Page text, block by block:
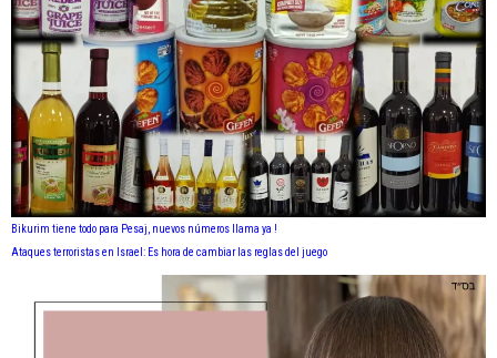
Bikurim tiene todo para Pesaj, nuevos números llama ya !
Ataques terroristas en Israel: Es hora de cambiar las reglas del juego